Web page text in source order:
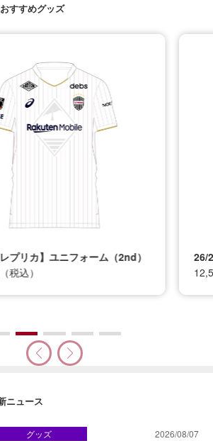
おすすめグッズ
プリカ】ユニフォーム（2nd）
税込）
26/
ニュース
2026/08/07
グッズ